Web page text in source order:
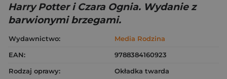
Harry Potter i Czara Ognia. Wydanie z
barwionymi brzegami.
Wydawnictwo:
Media Rodzina
EAN:
9788384160923
Rodzaj oprawy:
Okładka twarda